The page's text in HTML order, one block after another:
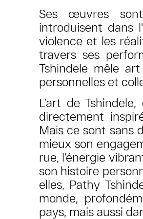
Ses œuvres
introduisent dans
violence et les
travers ses
Tshindele mêle
personnelles et
L’art de
directement
Mais ce sont sans
mieux son
rue, l’énergie
son histoire
elles, Pathy
monde,
pays, mais aussi